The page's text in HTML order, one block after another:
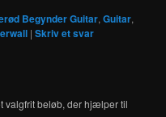
Begynder Guitar,Guitar,
|Skriv et svar
valgfrit beløb, der hjælper til